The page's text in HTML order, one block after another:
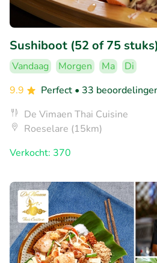
Sushiboot (52 of 75
Vandaag Morgen Ma
Di
9.9
Perfect • 33
De Vimaen Thai Cuisine
Roeselare (15km)
Verkocht: 370